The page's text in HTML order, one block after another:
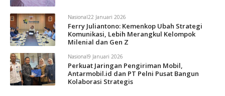
Nasional22 Januari 2026
Ferry Juliantono: Kemenkop Ubah Strategi
Komunikasi, Lebih Merangkul Kelompok
Milenial dan Gen Z
Nasional9 Januari 2026
Perkuat Jaringan Pengiriman Mobil,
Antarmobil.id dan PT Pelni Pusat Bangun
Kolaborasi Strategis